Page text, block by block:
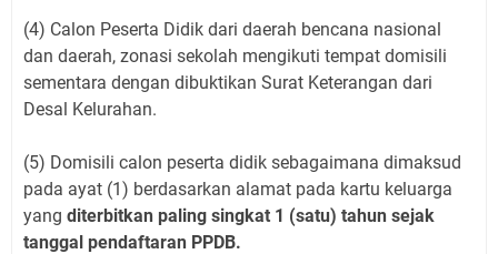
(4) Calon Peserta Didik dari daerah bencana nasional
dan daerah, zonasi sekolah mengikuti tempat domisili
sementara dengan dibuktikan Surat Keterangan dari
Desal Kelurahan.
(5) Domisili calon peserta didik sebagaimana dimaksud
pada ayat (1) berdasarkan alamat pada kartu keluarga
yang diterbitkan paling singkat 1 (satu) tahun sejak
tanggal pendaftaran PPDB.